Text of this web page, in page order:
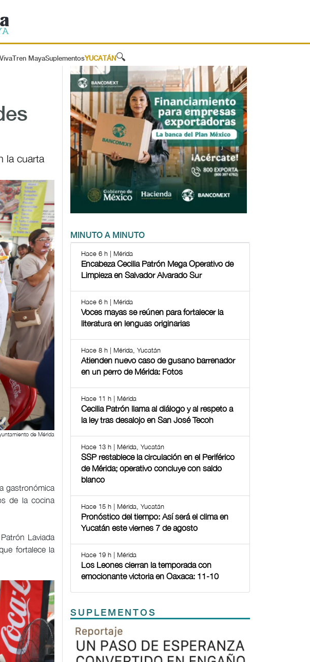
Tren MayaSuplementosYUCATÁN 🔍
la cuarta
de Mérida
gastronómica
de la cocina
Laviada
fortalece la
MINUTO A MINUTO
Hace 6 h | Mérida
Encabeza Cecilia Patrón Mega Operativo de
Limpieza en Salvador Alvarado Sur
Hace 6 h | Mérida
Voces mayas se reúnen para fortalecer la
literatura en lenguas originarias
Hace 8 h | Mérida, Yucatán
Atienden nuevo caso de gusano barrenador
en un perro de Mérida: Fotos
Hace 11 h | Mérida
Cecilia Patrón llama al diálogo y al respeto a
la ley tras desalojo en San José Tecoh
Hace 13 h | Mérida, Yucatán
SSP restablece la circulación en el Periférico
de Mérida; operativo concluye con saldo
blanco
Hace 15 h | Mérida, Yucatán
Pronóstico del tiempo: Así será el clima en
Yucatán este viernes 7 de agosto
Hace 19 h | Mérida
Los Leones cierran la temporada con
emocionante victoria en Oaxaca: 11-10
SUPLEMENTOS
Previous